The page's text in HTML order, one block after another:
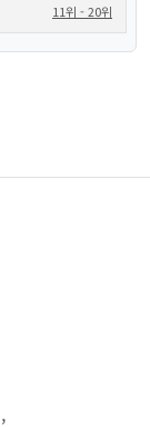
11위 - 20위